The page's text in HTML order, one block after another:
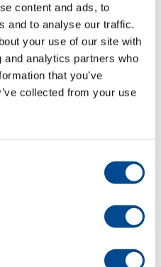
content and ads, to
and to analyse our traffic.
your use of our site with
analytics partners who
that you’ve
collected from your use
inte bara inom
lätta tekniska tyger och
har en kapacitet på
med den medföljande
Det andra batteriet,
ett snabbt byte så
utan att avbryta arbetet.
9 mm och den nya
enkel skärning av böjda
verkligen ett innovativt